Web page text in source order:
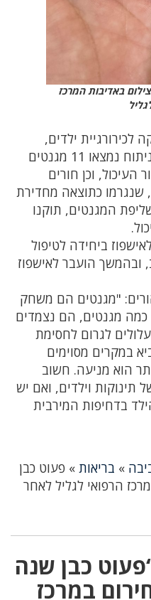
באדיבות המרכז
ילדים,
שניתח את התינוק, סיפר כי בניתוח נמצאו 11 מגנטים
העיכול, וכן חורים
שנגרמו כתוצאה מחדירת
המגנטים, תוקנו
ביחידה לטיפול
ובהמשך הועבר לאישפוז
"מגנטים הם משחק
כמה מגנטים, הם נצמדים
לגרום לחסימת
במקרים מסוימים
הוא מניעה. חשוב
וילדים, ואם יש
בדחיפות המירבית
» בריאות » פעוט כבן
הרפואי לגליל לאחר
כבן שנה
במרכז